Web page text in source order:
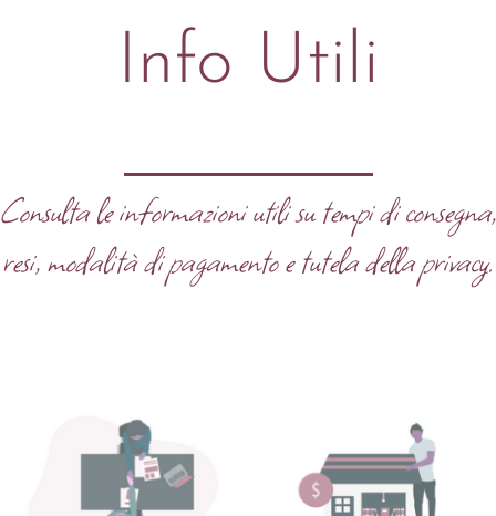
Info Utili
Consulta le informazioni utili su tempi di consegna,
resi, modalità di pagamento e tutela della privacy.